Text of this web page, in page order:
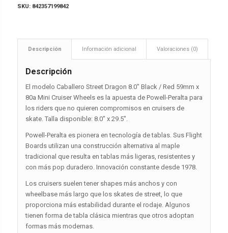
SKU: 842357199842
Descripción Información adicional Valoraciones (0)
Descripción
El modelo Caballero Street Dragon 8.0″ Black / Red 59mm x
80a Mini Cruiser Wheels es la apuesta de Powell-Peralta para
los riders que no quieren compromisos en cruisers de
skate. Talla disponible: 8.0″ x 29.5″.
Powell-Peralta es pionera en tecnología de tablas. Sus Flight
Boards utilizan una construcción alternativa al maple
tradicional que resulta en tablas más ligeras, resistentes y
con más pop duradero. Innovación constante desde 1978.
Los cruisers suelen tener shapes más anchos y con
wheelbase más largo que los skates de street, lo que
proporciona más estabilidad durante el rodaje. Algunos
tienen forma de tabla clásica mientras que otros adoptan
formas más modernas.